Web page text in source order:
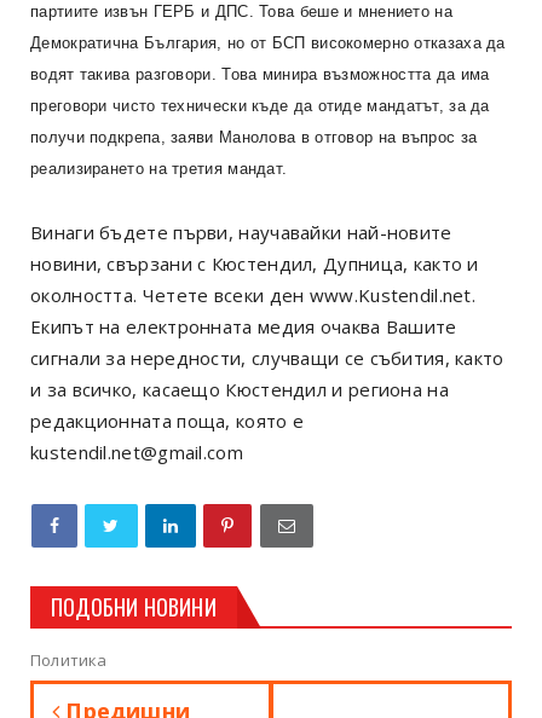
партиите извън ГЕРБ и ДПС. Това беше и мнението на
Демократична България, но от БСП високомерно отказаха да
водят такива разговори. Това минира възможността да има
преговори чисто технически къде да отиде мандатът, за да
получи подкрепа, заяви Манолова в отговор на въпрос за
реализирането на третия мандат.
Винаги бъдете първи, научавайки най-новите
новини, свързани с Кюстендил, Дупница, както и
околността. Четете всеки ден www.Kustendil.net.
Екипът на електронната медия очаква Вашите
сигнали за нередности, случващи се събития, както
и за всичко, касаещо Кюстендил и региона на
редакционната поща, която е
kustendil.net@gmail.com
ПОДОБНИ НОВИНИ
Политика
Предишни